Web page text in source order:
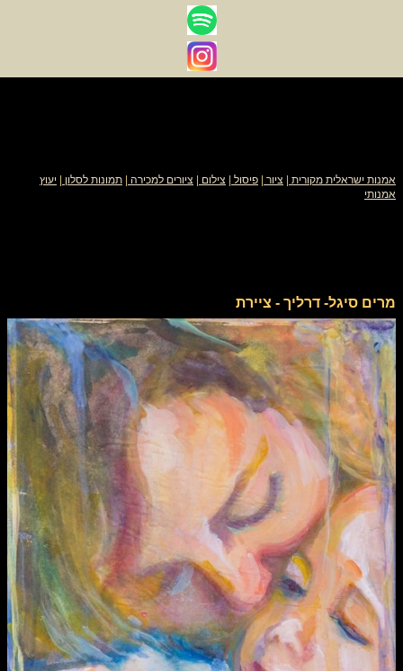
אמנות ישראלית מקורית ציור פיסול צילום ציורים למכירה תמונות לסלון
יעוץ
אמנותי
מרים סיגל- דרליך - ציירת